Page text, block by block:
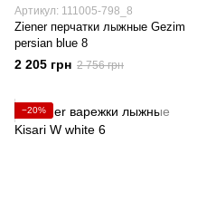
Артикул: 111005-798_8
Ziener перчатки лыжные Gezim
persian blue 8
2 205 грн 2 756 грн
−20%